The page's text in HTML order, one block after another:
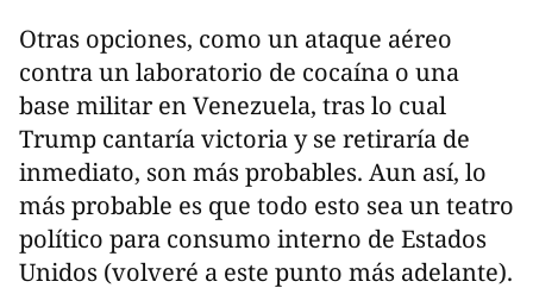
Otras opciones, como un ataque aéreo
contra un laboratorio de cocaína o una
base militar en Venezuela, tras lo cual
Trump cantaría victoria y se retiraría de
inmediato, son más probables. Aun así, lo
más probable es que todo esto sea un teatro
político para consumo interno de Estados
Unidos (volveré a este punto más adelante).